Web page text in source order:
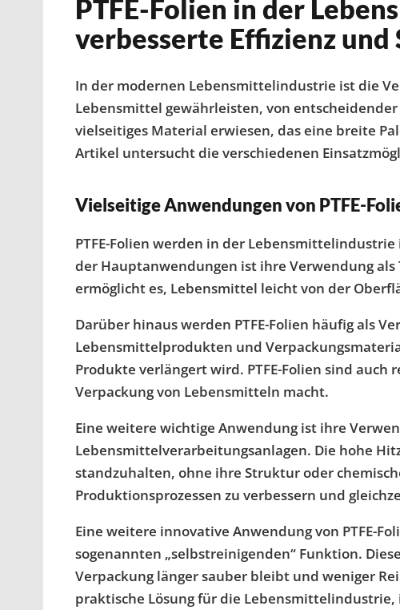
PTFE-Folien in der
verbesserte Effizienz und
In der modernen Lebensmittelindustrie ist die
Lebensmittel gewährleisten, von
vielseitiges Material erwiesen, das eine breite
Artikel untersucht die verschiedenen
Vielseitige Anwendungen von PTFE-
PTFE-Folien werden in der
der Hauptanwendungen ist ihre Verwendung
ermöglicht es, Lebensmittel leicht von der
Darüber hinaus werden PTFE-Folien häufig als
Lebensmittelprodukten und
Produkte verlängert wird. PTFE-Folien sind
Verpackung von Lebensmitteln macht.
Eine weitere wichtige Anwendung ist ihre
Lebensmittelverarbeitungsanlagen. Die hohe
standzuhalten, ohne ihre Struktur oder
Produktionsprozessen zu verbessern und
Eine weitere innovative Anwendung von PTFE-
sogenannten „selbstreinigenden“ Funktion.
Verpackung länger sauber bleibt und weniger
praktische Lösung für die